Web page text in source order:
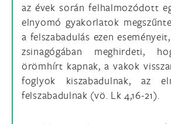
az évek során felhalmozódott
elnyomó gyakorlatok
a felszabadulás ezen
zsinagógában meghirdeti,
örömhírt kapnak, a vakok
foglyok kiszabadulnak, az
felszabadulnak (vö. Lk 4,16-21).